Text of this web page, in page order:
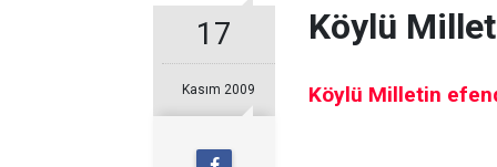
17
Kasım 2009
Köylü
Köylü Milletin